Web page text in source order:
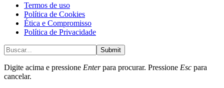
Termos de uso
Política de Cookies
Ética e Compromisso
Política de Privacidade
Submit
Digite acima e pressione Enterpara procurar. Pressione Esc para
cancelar.